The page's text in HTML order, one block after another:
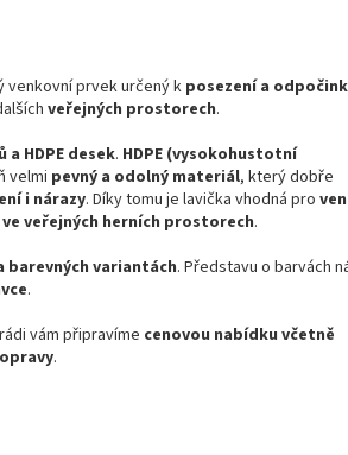
venkovní prvek určený kposezení a
veřejných prostorech.
a HDPE desek. HDPE (vysokohustotní
velmi pevný a odolný materiál, který dobře
i nárazy. Díky tomu je lavička vhodná pro
veřejných herních prostorech.
barevných variantách. Představu o barvách
.
vám připravíme cenovou nabídku včetně
.